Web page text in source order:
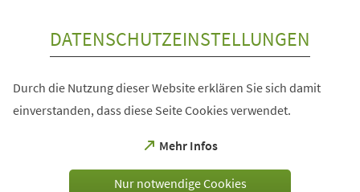
DATENSCHUTZEINSTELLUNGEN
Durch die Nutzung dieser Website erklären Sie sich damit
einverstanden, dass diese Seite Cookies verwendet.
Mehr Infos
(Öffnet
einem
Nur notwendige Cookies